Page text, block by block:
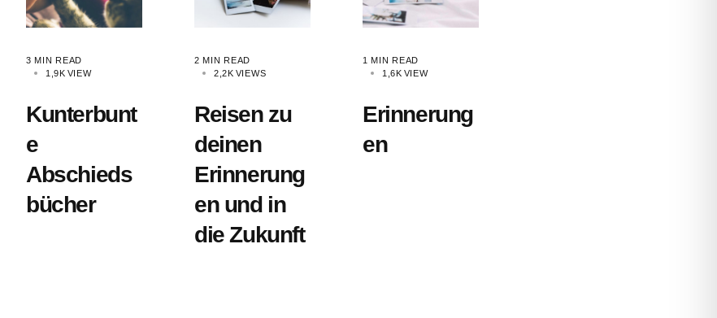
3 MIN READ
1,9K VIEW
Kunterbunt
e
Abschieds
bücher
2 MIN READ
2,2K VIEWS
Reisen zu
deinen
Erinnerung
en und in
die Zukunft
1 MIN READ
1,6K VIEW
Erinnerung
en